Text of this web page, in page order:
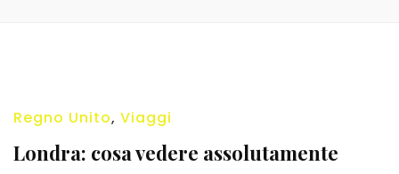
Regno Unito, Viaggi
Londra: cosa vedere assolutamente